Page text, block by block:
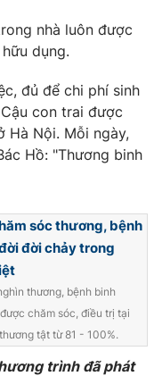
video
thao
Việt
bằng AI
nhà luôn được
dụng.
đủ để chi phí sinh
con trai được
Hà Nội. Mỗi ngày,
Hồ: "Thương binh
sóc thương, bệnh
đời chảy trong
thương, bệnh binh
chăm sóc, điều trị tại
tật từ 81 - 100%.
trình đã phát